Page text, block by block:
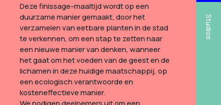
Deze finissage-maaltijd wordt op een
duurzame manier gemaakt, door het
verzamelen van eetbare planten in de stad
te verkennen, om een stap te zetten naar
een nieuwe manier van denken, wanneer
het gaat om het voeden van de geest en de
lichamen in deze huidige maatschappij, op
een ecologisch verantwoorde en
kosteneffectieve manier.
Studios